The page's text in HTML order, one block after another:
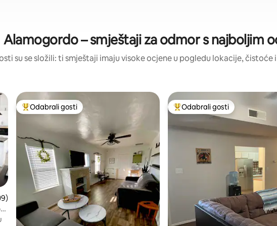
Alamogordo – smještaji za odmor s najboljim
su se složili: ti smještaji imaju visoke ocjene u pogledu lokacije, čistoće
ocjena: 4,96/5, recenzija: 109
Među najviše rangiranima s oznakom „Odabrali gosti”
Odabrali gosti Među najviše rangiranima s
Odabrali gosti